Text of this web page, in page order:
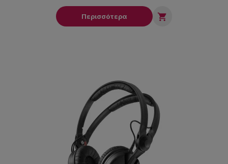
Περισσότερα 